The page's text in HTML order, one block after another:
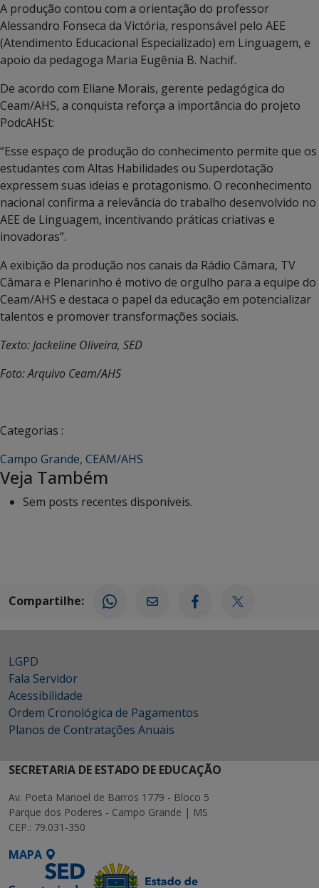
A produção contou com a orientação do professor
Alessandro Fonseca da Victória, responsável pelo AEE
(Atendimento Educacional Especializado) em Linguagem, e
apoio da pedagoga Maria Eugênia B. Nachif.
De acordo com Eliane Morais, gerente pedagógica do
Ceam/AHS, a conquista reforça a importância do projeto
PodcAHSt:
“Esse espaço de produção do conhecimento permite que os
estudantes com Altas Habilidades ou Superdotação
expressem suas ideias e protagonismo. O reconhecimento
nacional confirma a relevância do trabalho desenvolvido no
AEE de Linguagem, incentivando práticas criativas e
inovadoras”.
A exibição da produção nos canais da Rádio Câmara, TV
Câmara e Plenarinho é motivo de orgulho para a equipe do
Ceam/AHS e destaca o papel da educação em potencializar
talentos e promover transformações sociais.
Texto: Jackeline Oliveira, SED
Foto: Arquivo Ceam/AHS
Categorias :
Campo Grande, CEAM/AHS
Veja Também
Sem posts recentes disponíveis.
Compartilhe:
LGPD
Fala Servidor
Acessibilidade
Ordem Cronológica de Pagamentos
Planos de Contratações Anuais
SECRETARIA DE ESTADO DE EDUCAÇÃO
Av. Poeta Manoel de Barros 1779 - Bloco 5
Parque dos Poderes - Campo Grande | MS
CEP.: 79.031-350
MAPA